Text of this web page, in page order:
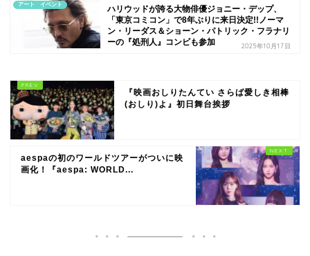
アート イベント
ハリウッドが誇る大物俳優ジョニー・デップ、
「東京コミコン」で8年ぶりに来日決定!!ノーマ
ン・リーダス＆ショーン・パトリック・フラナリ
ーの『処刑人』コンビも参加
2025年10月17日
『映画おしりたんてい さらば愛しき相棒
(おしり)よ』初日舞台挨拶
aespaの初のワールドツアーがついに映
画化！『aespa: WORLD...